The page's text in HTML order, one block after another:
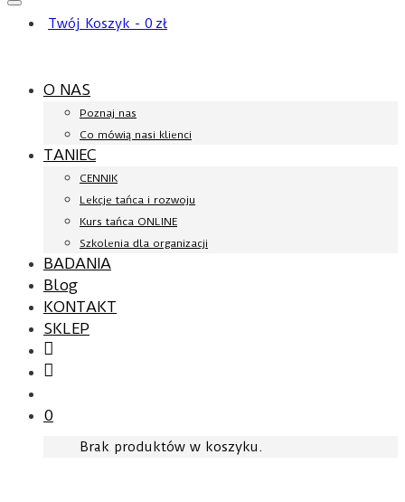
Twój Koszyk - 0 zł
O NAS
Poznaj nas
Co mówią nasi klienci
TANIEC
CENNIK
Lekcje tańca i rozwoju
Kurs tańca ONLINE
Szkolenia dla organizacji
BADANIA
Blog
KONTAKT
SKLEP
0
Brak produktów w koszyku.